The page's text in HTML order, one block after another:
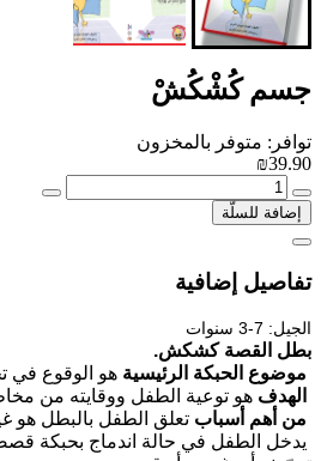
جسم كُشْكُشْ
توافر: متوفر بالمخزون
₪39.90
إضافة للسلّة
تفاصيل إضافية
الجيل: 7-3 سنوات
بطل القصة كشكش.
موضوع الحبكة الرئيسية هو الوقوع
الهدف هو توعية الطفل ووقايته من
من أهم أسباب تعلق الطفل بالبطل هو
يدخل الطفل في حالة اندماج بحبكة